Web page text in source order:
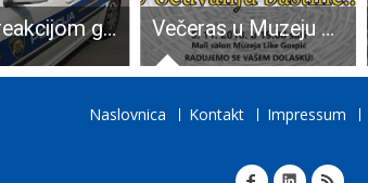
Brzom reakcijom gospićke policije uhvaćeni kradljivci Večeras u Muzeju Like otvorenje izložbe “U očuvanju baštine”
Naslovnica Kontakt Impressum